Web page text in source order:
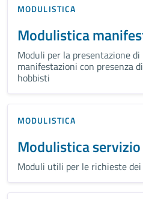
MODULISTICA
Modulistica
Moduli per la presentazione
manifestazioni con presenza
hobbisti
MODULISTICA
Modulistica
Moduli utili per le richieste